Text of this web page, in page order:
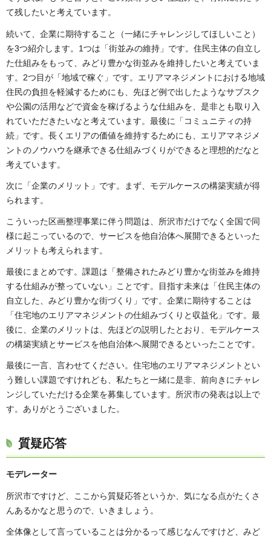
て残したいと考えています。
続いて、企業に期待すること（一緒にチャレンジしてほしいこと）
を3つ紹介します。1つは「街並みの維持」です。住民主体の自立し
た仕組みをもって、みどり豊かな街並みを維持したいと考えていま
す。2つ目が「地域で稼ぐ」です。エリアマネジメントにおける地域
住民の負担を軽減するためにも、先ほど例で出したようなサブスク
や公園の活用などで資金を稼げるような仕組みを、是非とも取り入
れていただきたいなと考えています。最後に「コミュニティの持
続」です。長くエリアの価値を維持するためにも、エリアマネジメ
ントのノウハウを継承できる仕組みづくりができると理想的だなと
考えています。
次に「企業のメリット」です。まず、モデルケースの構築実績が得
られます。
こういった区画整理事業に伴う問題は、所沢市だけでなく全国で同
様に起こっているので、サービスを他自治体へ展開できるといった
メリットも考えられます。
最後にまとめです。課題は「整備されたみどり豊かな街並みを維持
する仕組みが整っていない」ことです。目指す未来は「住民主体の
自立した、みどり豊かな街づくり」です。企業に期待することは
「住宅地のエリアマネジメントの仕組みづくりと収益化」です。最
後に、企業のメリットは、先ほどの説明したとおり、モデルケース
の構築実績とサービスを他自治体へ展開できるといったことです。
最後に一言、言わせてください。住宅地のエリアマネジメントとい
う難しい課題ですけれども、私たちと一緒に是非、前向きにチャレ
ンジしていただける企業を募集しています。所沢市の発表は以上で
す。ありがとうございました。
質疑応答
モデレーター
所沢市ですけど、ここから質疑応答というか、気になる点がたくさ
んあるかなと思うので、いきましょう。
全体像として言っていることは分かるって感じなんですけど、みど